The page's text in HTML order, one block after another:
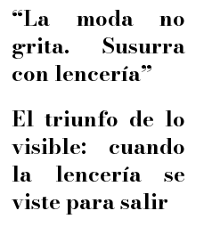
“La moda no
grita. Susurra
con lencería”
El triunfo de lo
visible: cuando
la lencería se
viste para salir